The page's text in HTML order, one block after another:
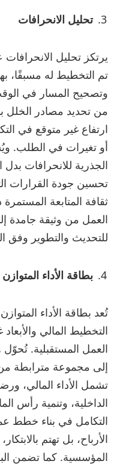
تحليل الانحرافات
يرتكز تحليل الانحرافات
تم التخطيط له مسبقًا،
وتصحيح المسار في
من تحديد مصادر الخلل
ارتفاع غير متوقع في
أو تغيرات في الطلب.
الجذرية للانحرافات بدل
تحسين جودة القرارات
ثقافة المتابعة
العمل من وثيقة جامدة
للتحديث والتطوير وفق
بطاقة الأداء المتوازن
تُعد بطاقة الأداء
التخطيط المالي
العمل المستقبلية. تُحوّل
إلى مجموعة مترابطة
تشمل الأداء المالي،
الداخلية، وتنمية رأس
التكامل في بناء خطط
الأرباح، بل تهتم
المؤسسية. كما تضمن